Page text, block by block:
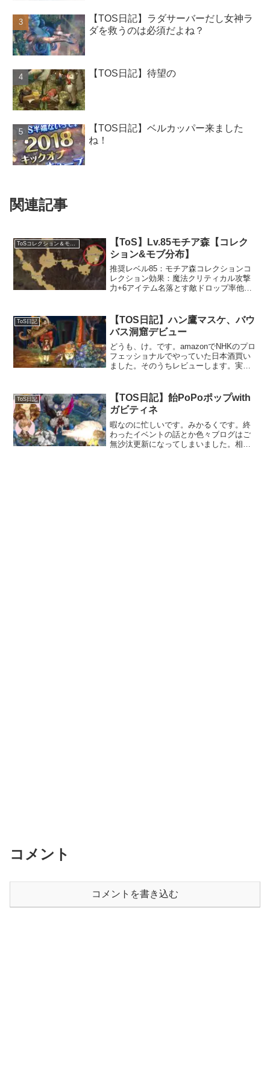
【TOS日記】ラダサーバーだし女神ラ
ダを救うのは必須だよね？
【TOS日記】待望の
【TOS日記】ベルカッパー来ました
ね！
関連記事
【ToS】Lv.85モチア森【コレク
ション&モブ分布】
推奨レベル85：モチア森コレクションコ
レクション効果：魔法クリティカル攻撃
力+6アイテム名落とす敵ドロップ率他
ンダントオレンジポポリオン×メーカーボ
ウスピオンメイジ...
ToS日記
【TOS日記】ハン鷹マスケ、バウ
バス洞窟デビュー
どうも、け。です。amazonでNHKのプロ
フェッショナルでやっていた日本酒買い
ました。そのうちレビューします。実は
コル用のマスケットを探しにフリーダン
ジョンの「バウバ...
ToS日記
【TOS日記】飴PoPoポップwith
ガビティネ
暇なのに忙しいです。みかるくです。終
わったイベントの話とか色々ブログはご
無沙汰更新になってしまいました。相変
コメント
コメントを書き込む